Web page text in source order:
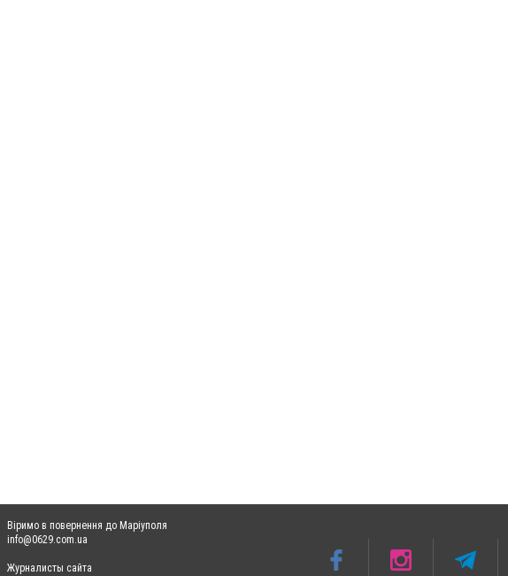
Віримо в повернення до Маріуполя
info@0629.com.ua
Журналисты сайта